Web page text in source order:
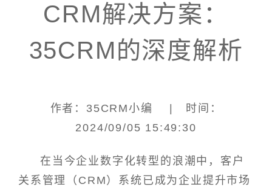
CRM解决方案：
35CRM的深度解析
作者：35CRM小编 | 时间：
2024/09/05 15:49:30
在当今企业数字化转型的浪潮中，客户
关系管理（CRM）系统已成为企业提升市场